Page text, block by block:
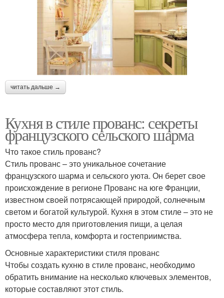
читать дальше →
Кухня в стиле прованс: секреты
французского сельского шарма
Что такое стиль прованс?
Стиль прованс – это уникальное сочетание
французского шарма и сельского уюта. Он берет свое
происхождение в регионе Прованс на юге Франции,
известном своей потрясающей природой, солнечным
светом и богатой культурой. Кухня в этом стиле – это не
просто место для приготовления пищи, а целая
атмосфера тепла, комфорта и гостеприимства.
Основные характеристики стиля прованс
Чтобы создать кухню в стиле прованс, необходимо
обратить внимание на несколько ключевых элементов,
которые составляют этот стиль.